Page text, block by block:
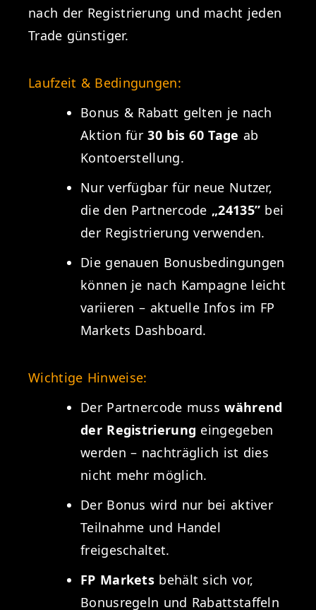
nach der Registrierung und macht jeden
Trade günstiger.
Laufzeit & Bedingungen:
Bonus & Rabatt gelten je nach
Aktion für30 bis 60 Tage ab
Kontoerstellung.
Nur verfügbar für neue Nutzer,
die den Partnercode „24135” bei
der Registrierung verwenden.
Die genauen Bonusbedingungen
können je nach Kampagne leicht
variieren – aktuelle Infos im FP
Markets Dashboard.
Wichtige Hinweise:
Der Partnercode musswährend
der Registrierung eingegeben
werden – nachträglich ist dies
nicht mehr möglich.
Der Bonus wird nur bei aktiver
Teilnahme und Handel
freigeschaltet.
FP Markets behält sich vor,
Bonusregeln und Rabattstaffeln